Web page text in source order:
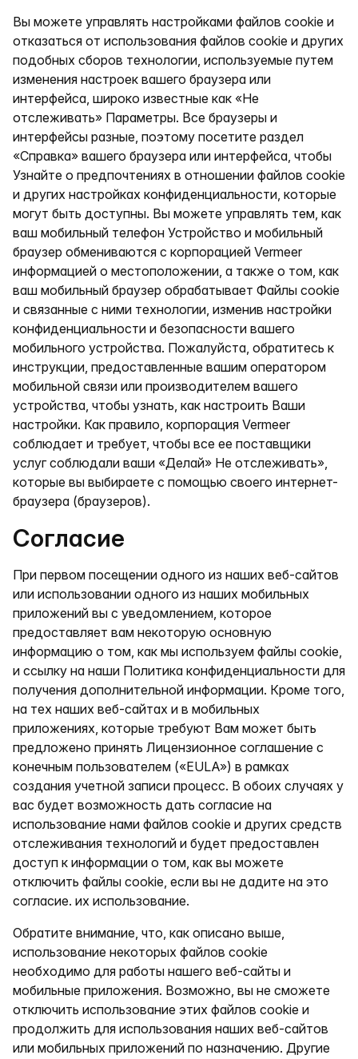
Вы можете управлять настройками файлов cookie и
отказаться от использования файлов cookie и других
подобных сборов технологии, используемые путем
изменения настроек вашего браузера или
интерфейса, широко известные как «Не
отслеживать» Параметры. Все браузеры и
интерфейсы разные, поэтому посетите раздел
«Справка» вашего браузера или интерфейса, чтобы
Узнайте о предпочтениях в отношении файлов cookie
и других настройках конфиденциальности, которые
могут быть доступны. Вы можете управлять тем, как
ваш мобильный телефон Устройство и мобильный
браузер обмениваются с корпорацией Vermeer
информацией о местоположении, а также о том, как
ваш мобильный браузер обрабатывает Файлы cookie
и связанные с ними технологии, изменив настройки
конфиденциальности и безопасности вашего
мобильного устройства. Пожалуйста, обратитесь к
инструкции, предоставленные вашим оператором
мобильной связи или производителем вашего
устройства, чтобы узнать, как настроить Ваши
настройки. Как правило, корпорация Vermeer
соблюдает и требует, чтобы все ее поставщики
услуг соблюдали ваши «Делай» Не отслеживать»,
которые вы выбираете с помощью своего интернет-
браузера (браузеров).
Согласие
При первом посещении одного из наших веб-сайтов
или использовании одного из наших мобильных
приложений вы с уведомлением, которое
предоставляет вам некоторую основную
информацию о том, как мы используем файлы cookie,
и ссылку на наши Политика конфиденциальности для
получения дополнительной информации. Кроме того,
на тех наших веб-сайтах и в мобильных
приложениях, которые требуют Вам может быть
предложено принять Лицензионное соглашение с
конечным пользователем («EULA») в рамках
создания учетной записи процесс. В обоих случаях у
вас будет возможность дать согласие на
использование нами файлов cookie и других средств
отслеживания технологий и будет предоставлен
доступ к информации о том, как вы можете
отключить файлы cookie, если вы не дадите на это
согласие. их использование.
Обратите внимание, что, как описано выше,
использование некоторых файлов cookie
необходимо для работы нашего веб-сайты и
мобильные приложения. Возможно, вы не сможете
отключить использование этих файлов cookie и
продолжить для использования наших веб-сайтов
или мобильных приложений по назначению. Другие